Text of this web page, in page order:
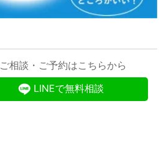
ご相談・ご予約はこちらから
LINEで無料相談